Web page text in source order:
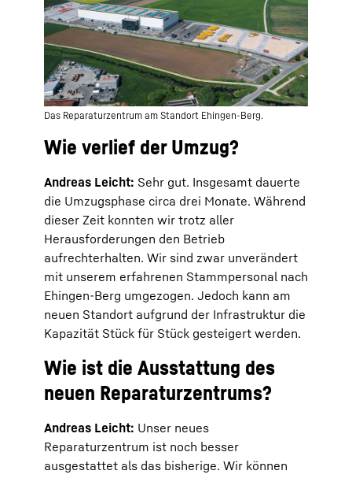
Das Reparaturzentrum am Standort Ehingen-Berg.
Wie verlief der Umzug?
Andreas Leicht: Sehr gut. Insgesamt dauerte
die Umzugsphase circa drei Monate. Während
dieser Zeit konnten wir trotz aller
Herausforderungen den Betrieb
aufrechterhalten. Wir sind zwar unverändert
mit unserem erfahrenen Stammpersonal nach
Ehingen-Berg umgezogen. Jedoch kann am
neuen Standort aufgrund der Infrastruktur die
Kapazität Stück für Stück gesteigert werden.
Wie ist die Ausstattung des
neuen Reparaturzentrums?
Andreas Leicht: Unser neues
Reparaturzentrum ist noch besser
ausgestattet als das bisherige. Wir können